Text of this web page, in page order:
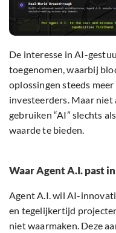
De interesse in AI-
toegenomen, waarbij
oplossingen steeds
investeerders. Maar
gebruiken “AI” slechts
waarde te bieden.
Waar Agent A.I. past
Agent A.I. wil AI-
en tegelijkertijd
niet waarmaken. Deze